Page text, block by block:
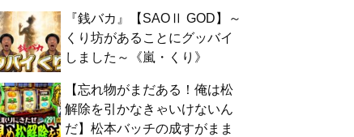
『銭バカ』【SAOⅡ GOD】～
くり坊があることにグッバイ
しました～《嵐・くり》
【忘れ物がまだある！俺は松
解除を引かなきゃいけないん
だ】松本バッチの成すがまま